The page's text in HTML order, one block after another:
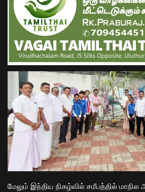
மேலும் இந்திய நிகழ்வில் சமீபத்தில்